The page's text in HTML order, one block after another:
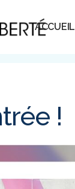
ACCUEIL
!